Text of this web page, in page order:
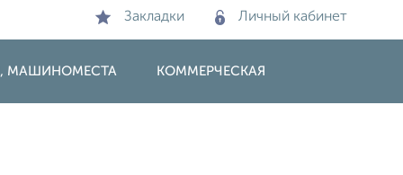
Закладки Личный кабинет
МАШИНОМЕСТА КОММЕРЧЕСКАЯ